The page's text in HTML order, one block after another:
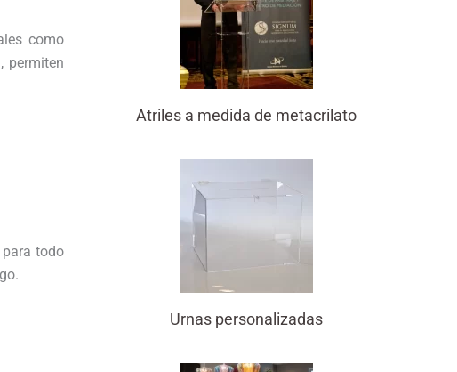
como
permiten
todo
Atriles a medida de metacrilato
Urnas personalizadas